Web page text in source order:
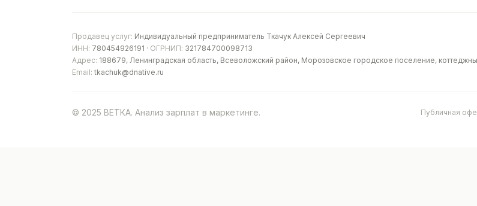
Продавец услуг: Индивидуальный предприниматель Ткачук Алексей Сергеевич
ИНН: 780454926191 · ОГРНИП: 321784700098713
Адрес: 188679, Ленинградская область, Всеволожский район, Морозовское городское поселение,
Email: tkachuk@dnative.ru
© 2025 ВЕТКА. Анализ зарплат в маркетинге. Публичная